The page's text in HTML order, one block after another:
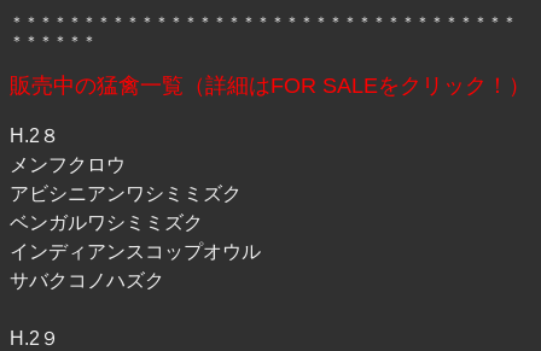
＊＊＊＊＊＊＊＊＊＊＊＊＊＊＊＊＊＊＊＊＊＊＊＊＊＊＊＊＊＊＊＊＊＊＊
＊＊＊＊＊＊
販売中の猛禽一覧（詳細はFOR SALEをクリック！）
H.2８
メンフクロウ
アビシニアンワシミミズク
ベンガルワシミミズク
インディアンスコップオウル
サバクコノハズク
H.2９